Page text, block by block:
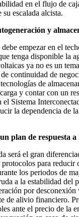
en el flujo de
escalada alcista.
y
empezar en el
tenga disponible la
ya no es un
continuidad de
de
y contar con un
el Sistema
la dependencia de
plan de respuesta a
será el gran
protocolos para reducir
los periodos de
a la estabilidad del
por
de alivio financiero.
ante el precio de la